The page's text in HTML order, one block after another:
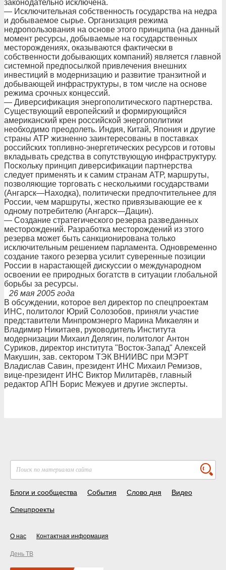
законодательно исключена.
— Исключительная собственность государства на недра
и добываемое сырье. Организация режима
недропользования на основе этого принципа (на данный
момент ресурсы, добываемые на государственных
месторождениях, оказываются фактически в
собственности добывающих компаний) является главной
системной предпосылкой привлечения внешних
инвестиций в модернизацию и развитие транзитной и
добывающей инфраструктуры, в том числе на основе
режима срочных концессий.
— Диверсификация энергополитического партнерства.
Существующий европейский и формирующийся
американский крен российской энергополитики
необходимо преодолеть. Индия, Китай, Япония и другие
страны АТР жизненно заинтересованы в поставках
российских топливно-энергетических ресурсов и готовы
вкладывать средства в сопутствующую инфраструктуру.
Поскольку принцип диверсификации партнерства
следует применять и к самим странам АТР, маршруты,
позволяющие торговать с несколькими государствами
(Ангарск—Находка), политически предпочтительнее для
России, чем маршруты, жестко привязывающие ее к
одному потребителю (Ангарск—Дацин).
— Создание стратегического резерва разведанных
месторождений. Разработка месторождений из этого
резерва может быть санкционирована только
исключительным решением парламента. Одновременно
создание такого резерва усилит суверенные позиции
России в нарастающей дискуссии о международном
освоении ее природных богатств в ситуации глобальной
борьбы за ресурсы.
26 мая 2005 года
В обсуждении, которое вел директор по спецпроектам
ИНС, политолог Юрий Солозобов, приняли участие
представители Минпромэнерго Марина Микаелян и
Владимир Никитаев, руководитель Института
модернизации Михаил Делягин, политолог Антон
Суриков, директор института "Восток-Запад" Алексей
Макушин, зав. сектором ТЭК ВНИИВС при МЭРТ
Владислав Савин, президент ИНС Михаил Ремизов,
вице-президент ИНС Виктор Милитарёв, главный
редактор АПН Борис Межуев и другие эксперты.
Блоги и сообщества События Слово дня Видео
Спецпроекты
О нас Контактная информация
День ТВ